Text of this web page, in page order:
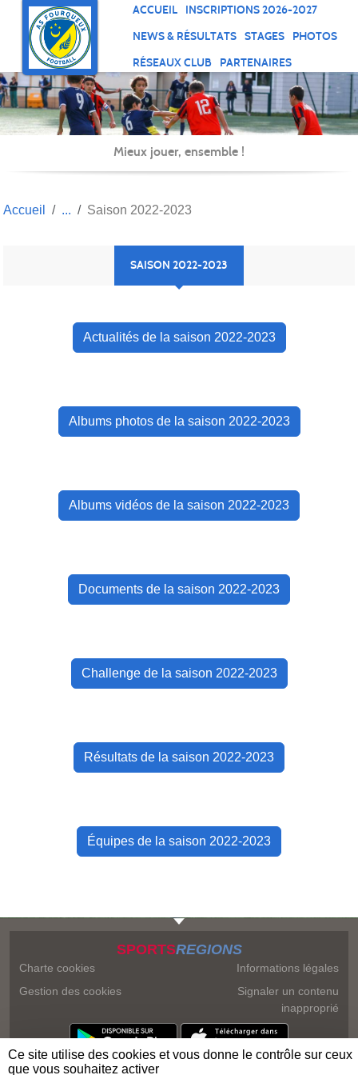
ACCUEIL
INSCRIPTIONS 2026-2027
NEWS & RÉSULTATS
STAGES
PHOTOS
RÉSEAUX CLUB
PARTENAIRES
Mieux jouer, ensemble !
Accueil Saison 2022-2023
SAISON 2022-2023
Actualités de la saison 2022-2023
Albums photos de la saison 2022-2023
Albums vidéos de la saison 2022-2023
Documents de la saison 2022-2023
Challenge de la saison 2022-2023
Résultats de la saison 2022-2023
Équipes de la saison 2022-2023
SPORTSREGIONS
Charte cookies
Gestion des cookies
Informations légales
Signaler un contenu
inapproprié
Panneau de gestion des cookies
Ce site utilise des cookies et vous donne le contrôle sur ceux
que vous souhaitez activer